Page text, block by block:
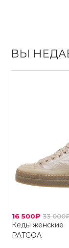
ВЫ
16 500₽ 33
Кеды женские
PATGOA